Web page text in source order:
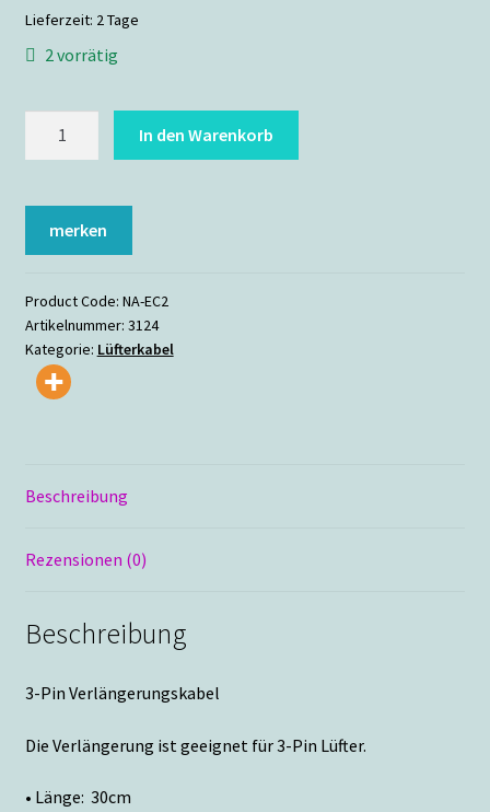
Lieferzeit: 2 Tage
2 vorrätig
Menge
In den Warenkorb
merken
Product Code: NA-EC2
Artikelnummer: 3124
Kategorie: Lüfterkabel
Beschreibung
Rezensionen (0)
Beschreibung
3-Pin Verlängerungskabel
Die Verlängerung ist geeignet für 3-Pin Lüfter.
• Länge: 30cm